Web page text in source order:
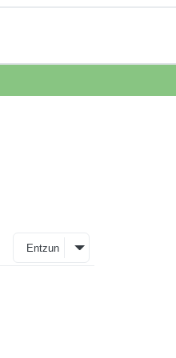
Entzun